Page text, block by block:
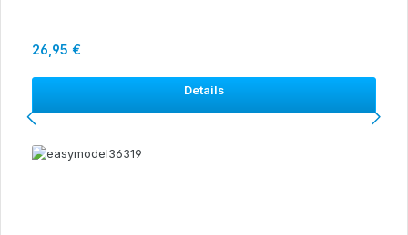
Regulärer Preis:
26,95 €
Details